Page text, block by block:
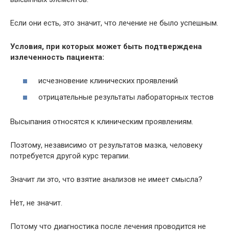
Если они есть, это значит, что лечение не было успешным.
Условия, при которых может быть подтверждена
излеченность пациента:
исчезновение клинических проявлений
отрицательные результаты лабораторных тестов
Высыпания относятся к клиническим проявлениям.
Поэтому, независимо от результатов мазка, человеку
потребуется другой курс терапии.
Значит ли это, что взятие анализов не имеет смысла?
Нет, не значит.
Потому что диагностика после лечения проводится не